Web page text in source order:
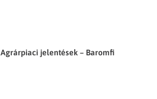
Agrárpiaci jelentések – Baromfi